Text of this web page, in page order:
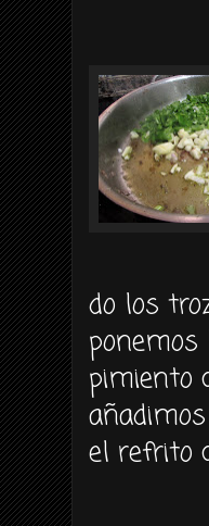
do los
pimiento
el refrito